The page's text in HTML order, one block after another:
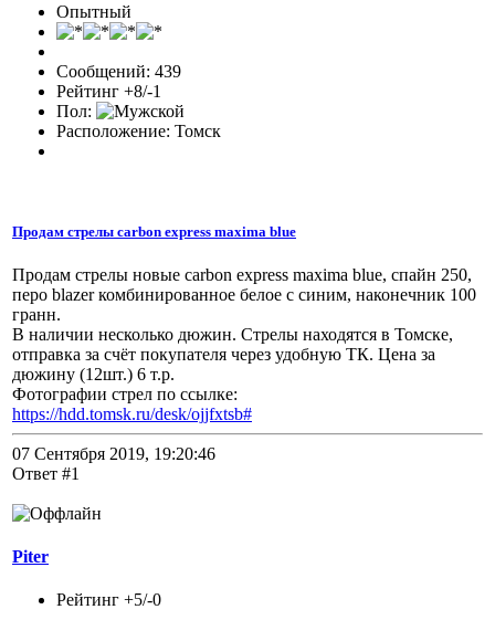
Опытный
Сообщений: 439
Рейтинг +8/-1
Пол:
Расположение: Томск
Продам стрелы carbon express maxima blue
Продам стрелы новые carbon express maxima blue, спайн 250,
перо blazer комбинированное белое с синим, наконечник 100
гранн.
В наличии несколько дюжин. Стрелы находятся в Томске,
отправка за счёт покупателя через удобную ТК. Цена за
дюжину (12шт.) 6 т.р.
Фотографии стрел по ссылке:
https://hdd.tomsk.ru/desk/ojjfxtsb#
07 Сентября 2019, 19:20:46
Ответ #1
Piter
Рейтинг +5/-0